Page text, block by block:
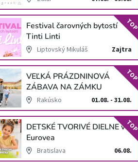
Festival čarovných bytostí
Tinti Linti
Liptovský Mikuláš Zajtra
TOP
VEĽKÁ PRÁZDNINOVÁ
ZÁBAVA NA ZÁMKU
SCHLOSS HOF
Rakúsko 01.08. - 31.08.
TOP
DETSKÉ TVORIVÉ DIELNE v
Eurovea
Bratislava 06.08.
TOP